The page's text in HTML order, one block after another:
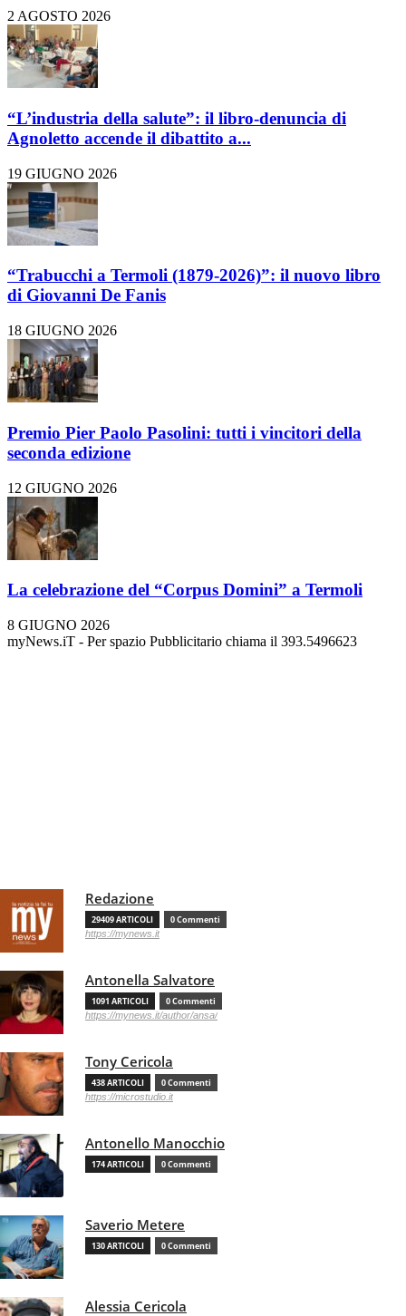
2 AGOSTO 2026
“L’industria della salute”: il libro-denuncia di
Agnoletto accende il dibattito a...
19 GIUGNO 2026
“Trabucchi a Termoli (1879-2026)”: il nuovo libro
di Giovanni De Fanis
18 GIUGNO 2026
Premio Pier Paolo Pasolini: tutti i vincitori della
seconda edizione
12 GIUGNO 2026
La celebrazione del “Corpus Domini” a Termoli
8 GIUGNO 2026
myNews.iT - Per spazio Pubblicitario chiama il 393.5496623
Redazione
29409 ARTICOLI 0 Commenti
https://mynews.it
Antonella Salvatore
1091 ARTICOLI 0 Commenti
https://mynews.it/author/ansa/
Tony Cericola
438 ARTICOLI 0 Commenti
https://microstudio.it
Antonello Manocchio
174 ARTICOLI 0 Commenti
Saverio Metere
130 ARTICOLI 0 Commenti
Alessia Cericola